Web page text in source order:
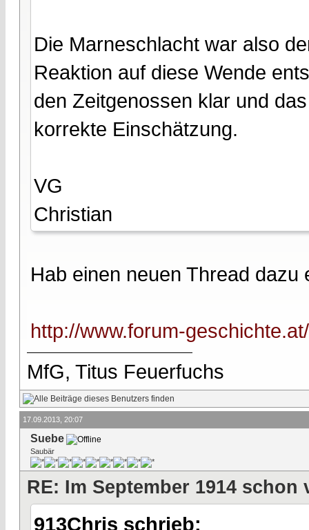
Die Marneschlacht war also
Reaktion auf diese Wende
den Zeitgenossen klar und
korrekte Einschätzung.
VG
Christian
Hab einen neuen Thread dazu
http://www.forum-
MfG, Titus Feuerfuchs
17.09.2013, 20:07
Suebe
Saubär
RE: Im September 1914 schon
913Chris schrieb: